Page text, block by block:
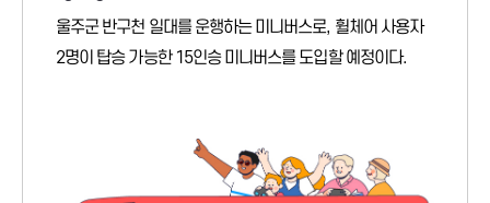
울주군 반구천 일대를 운행하는 미니버스로, 휠체어 사용자
2명이 탑승 가능한 15인승 미니버스를 도입할 예정이다.